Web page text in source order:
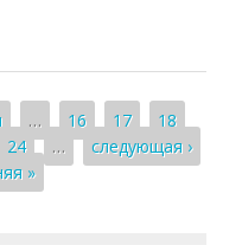
… 16 17
18
24 …
следующая ›
»